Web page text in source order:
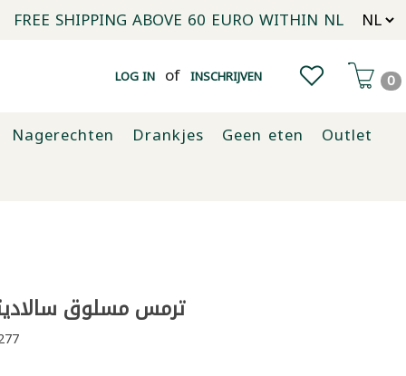
FREE SHIPPING ABOVE 60 EURO WITHIN NL
LOG IN of INSCHRIJVEN 0
Nagerechten Drankjes Geen eten
Outlet
ترمس مسلوق